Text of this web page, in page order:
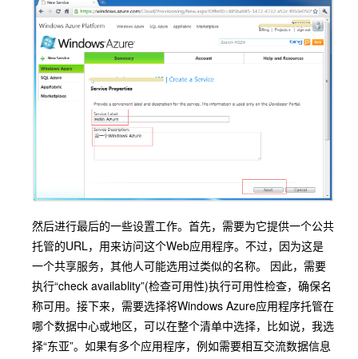
然后进行最后的一些设置工作。首先，需要为它提供一个公共
托管的URL，用来访问这个Web应用程序。不过，因为这是
一个共享服务，其他人可能选用过类似的名称。 因此，需要
执行“check availablity”(检查可用性)执行可用性检查，确保名
称可用。接下来，需要选择将Windows Azure应用程序托管在
哪个数据中心或地区，可以在整个清单中选择，比如说，我选
择“东亚”。如果有多个应用程序，例如需要相互交流数据信息